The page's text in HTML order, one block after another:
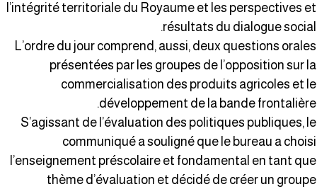
l’intégrité territoriale du Royaume et les perspectives
résultats du dialogue
L’ordre du jour comprend, aussi, deux questions
présentées par les groupes de l’opposition sur
commercialisation des produits agricoles et
développement de la bande
S’agissant de l’évaluation des politiques publiques,
communiqué a souligné que le bureau a
l’enseignement préscolaire et fondamental en tant
thème d’évaluation et décidé de créer un